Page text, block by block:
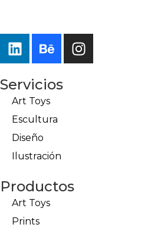
Servicios
Art Toys
Escultura
Diseño
Ilustración
Productos
Art Toys
Prints